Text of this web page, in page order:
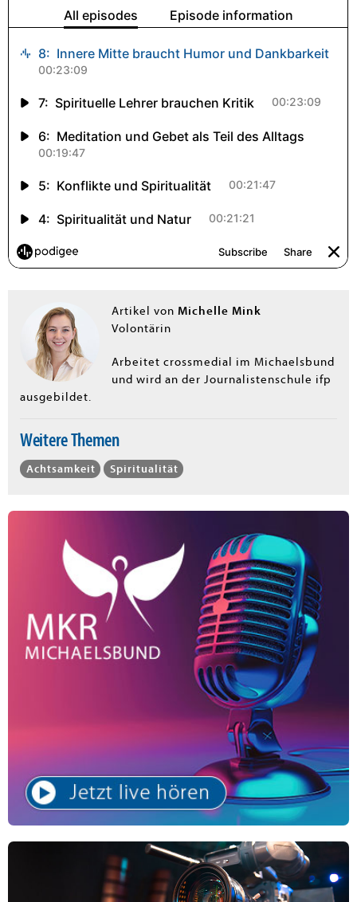
Artikel von Michelle Mink
Volontärin
Arbeitet crossmedial im Michaelsbund
und wird an der Journalistenschule ifp
ausgebildet.
Weitere Themen
Achtsamkeit Spiritualität